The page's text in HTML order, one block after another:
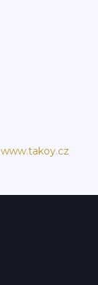
www.takoy.cz